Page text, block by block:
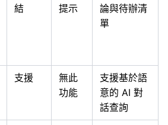
結
提示
論與待辦清
單
支援
無此
功能
支援基於語
意的 AI 對
話查詢